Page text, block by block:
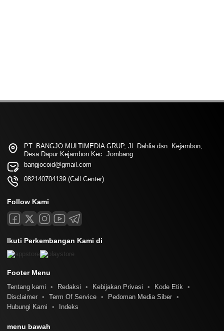
PT. BANGJO MULTIMEDIA GRUP, Jl. Dahlia dsn. Kejambon,
Desa Dapur Kejambon Kec. Jombang
bangjocoid@gmail.com
082140704139 (Call Center)
Follow Kami
Ikuti Perkembangan Kami di
Footer Menu
Tentang kami Redaksi Kebijakan Privasi
Kode Etik
Disclaimer
Term Of Service
Pedoman Media Siber
Hubungi Kami
Indeks
menu bawah